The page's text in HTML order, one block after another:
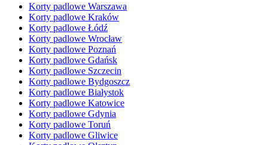
Korty padlowe Warszawa
Korty padlowe Kraków
Korty padlowe Łódź
Korty padlowe Wrocław
Korty padlowe Poznań
Korty padlowe Gdańsk
Korty padlowe Szczecin
Korty padlowe Bydgoszcz
Korty padlowe Białystok
Korty padlowe Katowice
Korty padlowe Gdynia
Korty padlowe Toruń
Korty padlowe Gliwice